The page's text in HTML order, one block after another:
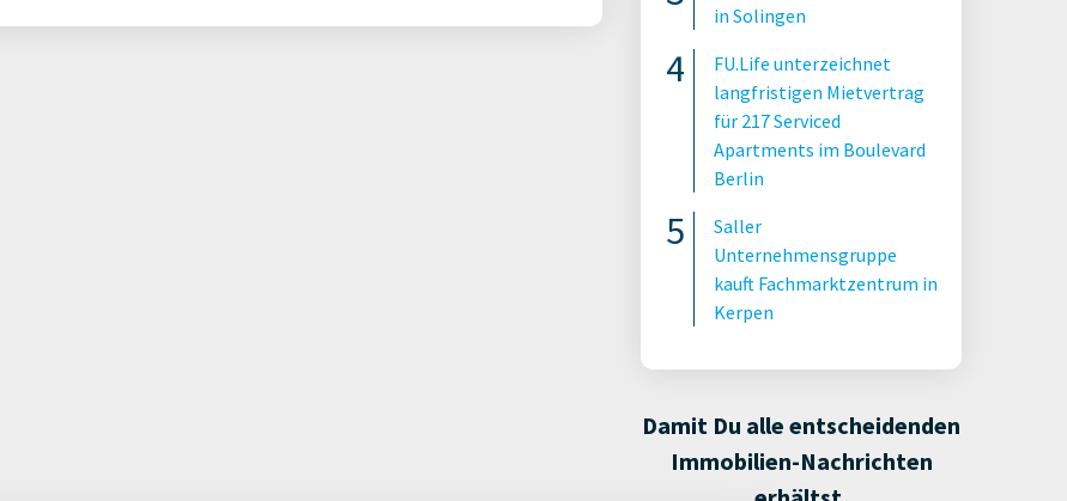
in Solingen
FU.Life unterzeichnet
langfristigen Mietvertrag
für 217 Serviced
Apartments im Boulevard
Berlin
Saller
Unternehmensgruppe
kauft Fachmarktzentrum in
Kerpen
Damit Du alle entscheidenden
Immobilien-Nachrichten